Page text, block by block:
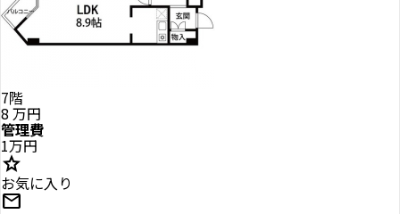
7階
8 万円
管理費
1万円
star
お気に入り
mail